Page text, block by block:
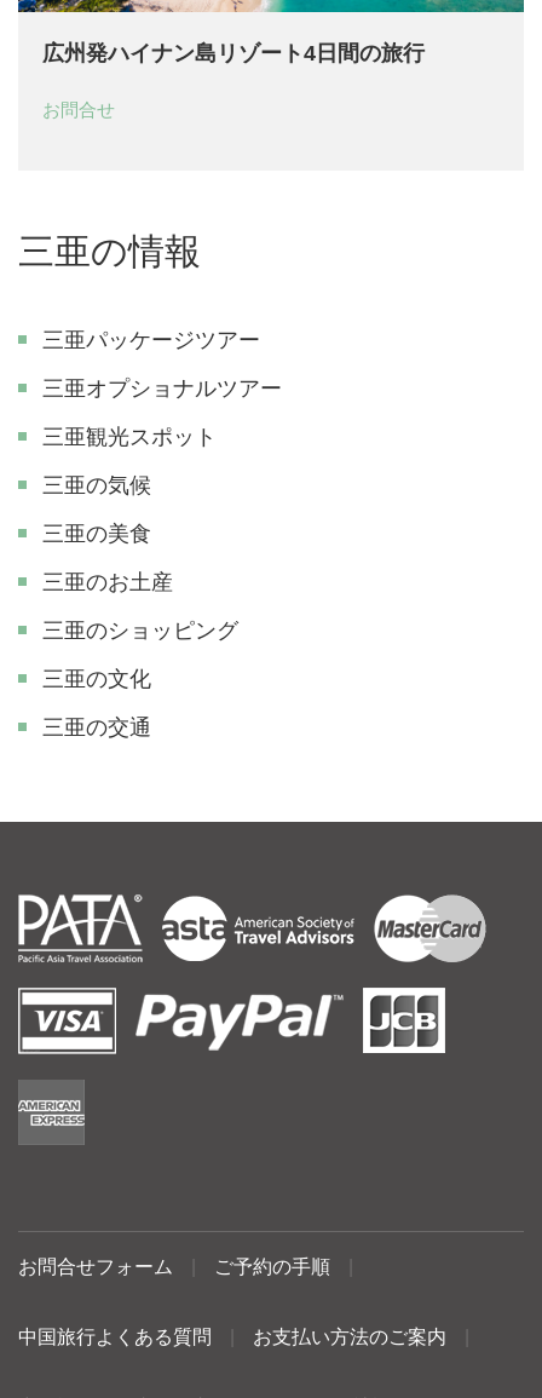
広州発ハイナン島リゾート4日間の旅行
お問合せ
三亜の情報
三亜パッケージツアー
三亜オプショナルツアー
三亜観光スポット
三亜の気候
三亜の美食
三亜のお土産
三亜のショッピング
三亜の文化
三亜の交通
お問合せフォーム ご予約の手順
中国旅行よくある質問 お支払い方法のご案内